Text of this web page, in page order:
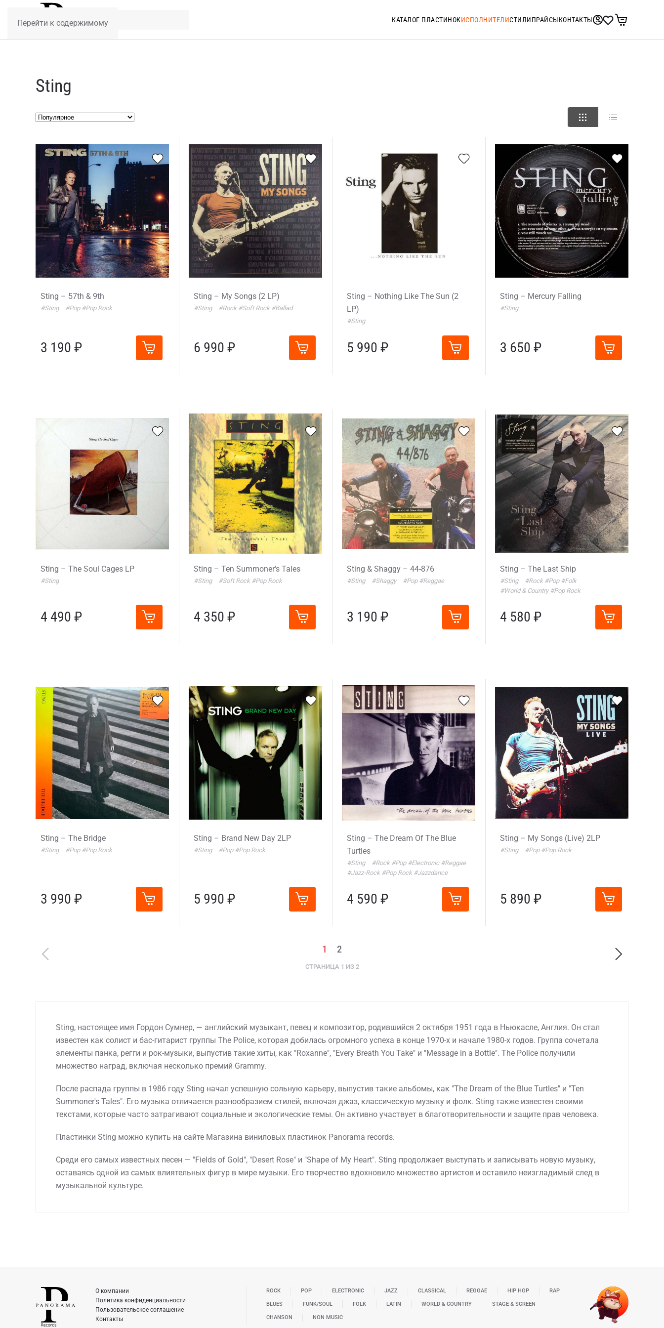
Перейти к содержимому КАТАЛОГ ПЛАСТИНОКИСПОЛНИТЕЛИСТИЛИПРАЙСЫКОНТАКТЫ
Sting
Sting – 57th & 9th
#Sting #Pop #Pop Rock
3 190 ₽
Sting – My Songs (2 LP)
#Sting #Rock #Soft Rock #Ballad
6 990 ₽
Sting – Nothing Like The Sun (2
LP)
#Sting
5 990 ₽
Sting – Mercury Falling
#Sting
3 650 ₽
Sting – The Soul Cages LP
#Sting
4 490 ₽
Sting – Ten Summoner's Tales
#Sting #Soft Rock #Pop Rock
4 350 ₽
Sting & Shaggy – 44-876
#Sting #Shaggy #Pop #Reggae
3 190 ₽
Sting – The Last Ship
#Sting #Rock #Pop #Folk
#World & Country #Pop Rock
4 580 ₽
Sting – The Bridge
#Sting #Pop #Pop Rock
3 990 ₽
Sting – Brand New Day 2LP
#Sting #Pop #Pop Rock
5 990 ₽
Sting – The Dream Of The Blue
Turtles
#Sting #Rock #Pop #Electronic #Reggae
#Jazz-Rock #Pop Rock #Jazzdance
4 590 ₽
Sting – My Songs (Live) 2LP
#Sting #Pop #Pop Rock
5 890 ₽
1 2
СТРАНИЦА 1 ИЗ 2
Sting, настоящее имя Гордон Сумнер, — английский музыкант, певец и композитор, родившийся 2 октября 1951 года в Ньюкасле, Англия. Он стал
известен как солист и бас-гитарист группы The Police, которая добилась огромного успеха в конце 1970-х и начале 1980-х годов. Группа сочетала
элементы панка, регги и рок-музыки, выпустив такие хиты, как "Roxanne", "Every Breath You Take" и "Message in a Bottle". The Police получили
множество наград, включая несколько премий Grammy.
После распада группы в 1986 году Sting начал успешную сольную карьеру, выпустив такие альбомы, как "The Dream of the Blue Turtles" и "Ten
Summoner's Tales". Его музыка отличается разнообразием стилей, включая джаз, классическую музыку и фолк. Sting также известен своими
текстами, которые часто затрагивают социальные и экологические темы. Он активно участвует в благотворительности и защите прав человека.
Пластинки Sting можно купить на сайте Магазина виниловых пластинок Panorama records.
Среди его самых известных песен — "Fields of Gold", "Desert Rose" и "Shape of My Heart". Sting продолжает выступать и записывать новую музыку,
оставаясь одной из самых влиятельных фигур в мире музыки. Его творчество вдохновило множество артистов и оставило неизгладимый след в
музыкальной культуре.
О компании
Политика конфиденциальности
Пользовательское соглашение
Контакты
ROCK POP ELECTRONIC JAZZ CLASSICAL REGGAE HIP HOP RAP
BLUES FUNK/SOUL FOLK LATIN WORLD & COUNTRY STAGE & SCREEN
CHANSON NON MUSIC